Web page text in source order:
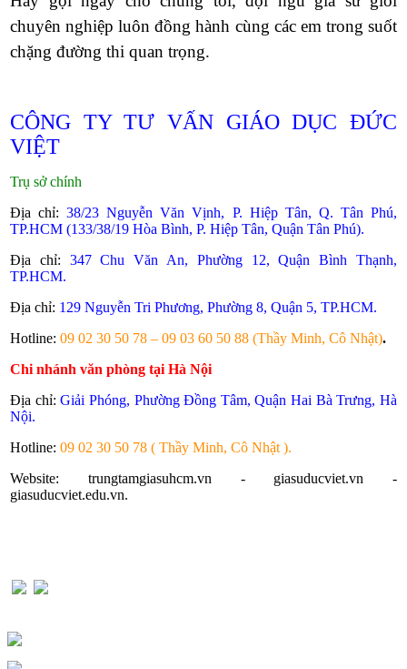
chuyên nghiệp luôn đồng hành cùng các em trong suốt
chặng đường thi quan trọng.
CÔNG TY TƯ VẤN GIÁO DỤC ĐỨC
VIỆT
Trụ sở chính
Địa chỉ:38/23 Nguyễn Văn Vịnh, P. Hiệp Tân, Q. Tân Phú,
TP.HCM (133/38/19 Hòa Bình, P. Hiệp Tân, Quận Tân Phú).
Địa chỉ: 347 Chu Văn An, Phường 12, Quận Bình Thạnh,
TP.HCM.
Địa chỉ: 129 Nguyễn Tri Phương, Phường 8, Quận 5, TP.HCM.
Hotline: 09 02 30 50 78 – 09 03 60 50 88 (Thầy Minh, Cô Nhật).
Chi nhánh văn phòng tại Hà Nội
Địa chỉ:Giải Phóng, Phường Đồng Tâm, Quận Hai Bà Trưng, Hà
Nội.
Hotline: 09 02 30 50 78 ( Thầy Minh, Cô Nhật ).
Website: trungtamgiasuhcm.vn - giasuducviet.vn -
giasuducviet.edu.vn.